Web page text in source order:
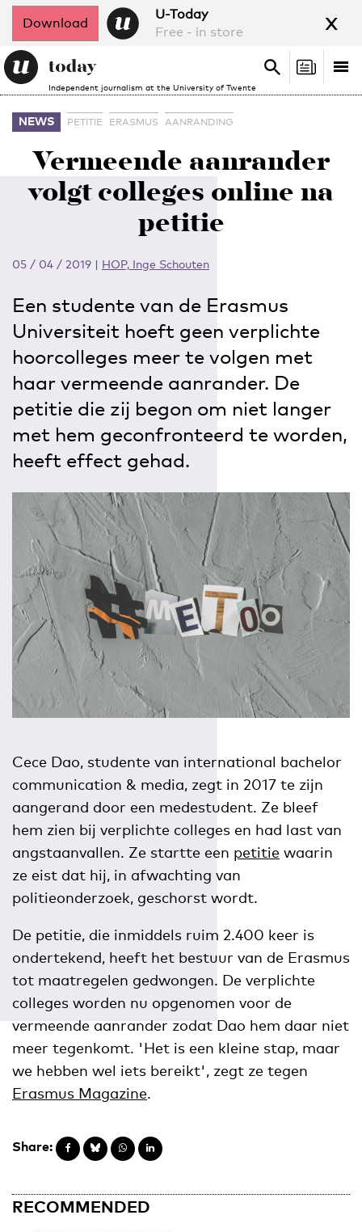
Download
U-Today
Free - in store
x
Independent journalism at the University of Twente
Search
Search
NEWS PETITIE ERASMUS AANRANDING
Vermeende aanrander
volgt colleges online na
petitie
05 / 04 / 2019 | HOP, Inge Schouten
Een studente van de Erasmus
Universiteit hoeft geen verplichte
hoorcolleges meer te volgen met
haar vermeende aanrander. De
petitie die zij begon om niet langer
met hem geconfronteerd te worden,
heeft effect gehad.
Cece Dao, studente van international bachelor
communication & media, zegt in 2017 te zijn
aangerand door een medestudent. Ze bleef
hem zien bij verplichte colleges en had last van
angstaanvallen. Ze startte een petitie waarin
ze eist dat hij, in afwachting van
politieonderzoek, geschorst wordt.
De petitie, die inmiddels ruim 2.400 keer is
ondertekend, heeft het bestuur van de Erasmus
tot maatregelen gedwongen. De verplichte
colleges worden nu opgenomen voor de
vermeende aanrander zodat Dao hem daar niet
meer tegenkomt. 'Het is een kleine stap, maar
we hebben wel iets bereikt', zegt ze tegen
Erasmus Magazine.
Share:
RECOMMENDED